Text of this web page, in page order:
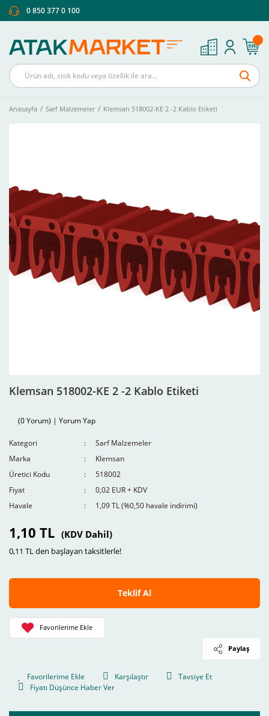
0 850 377 0 100
Anasayfa Sarf Malzemeler Klemsan 518002-KE 2 -2 Kablo Etiketi
Klemsan 518002-KE 2 -2 Kablo Etiketi
(0 Yorum) | Yorum Yap
Kategori
Sarf Malzemeler
Marka
Klemsan
Üretici Kodu
518002
Fiyat
0,02 EUR + KDV
Havale
1,09 TL (%0,50 havale indirimi)
1,10 TL (KDV Dahil)
0,11 TL den başlayan taksitlerle!
Teklif Al
Paylaş
Karşılaştır
Tavsiye Et
Fiyatı Düşünce Haber Ver